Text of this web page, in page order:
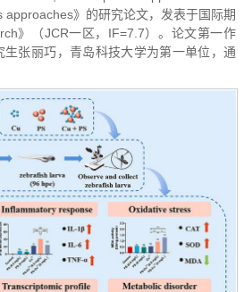
》的研究论文，发表于国际期
》（JCR一区，IF=7.7）。论文第一作
张丽巧，青岛科技大学为第一单位，通